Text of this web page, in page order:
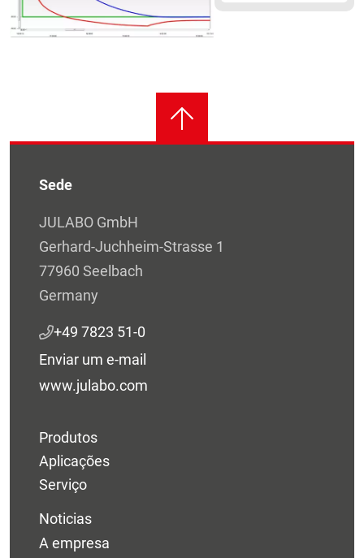
Sede
JULABO GmbH
Gerhard-Juchheim-Strasse 1
77960 Seelbach
Germany
+49 7823 51-0
Enviar um e-mail
www.julabo.com
Produtos
Aplicações
Serviço
Noticias
A empresa